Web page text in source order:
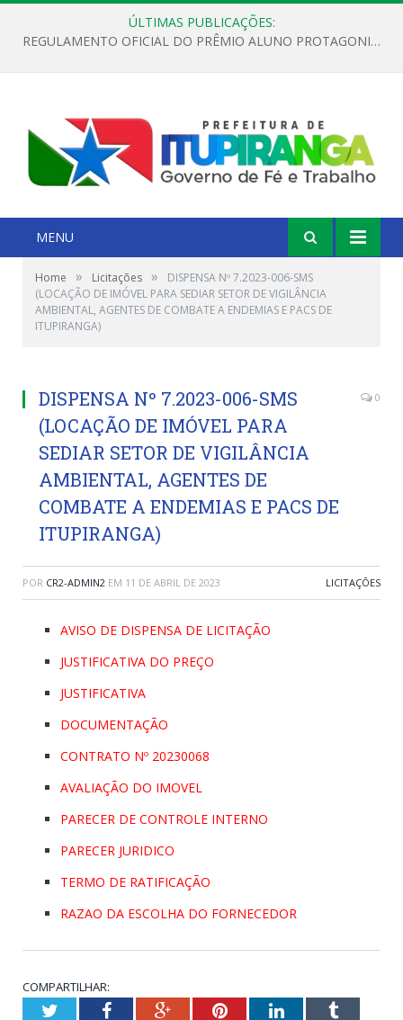
ÚLTIMAS PUBLICAÇÕES:
REGULAMENTO OFICIAL DO PRÊMIO ALUNO PROTAGONISTA – EDIÇÃO 2026
MENU
Home » Licitações »
DISPENSA Nº 7.2023-006-SMS
(LOCAÇÃO DE IMÓVEL PARA SEDIAR SETOR DE VIGILÂNCIA
AMBIENTAL, AGENTES DE COMBATE A ENDEMIAS E PACS DE
ITUPIRANGA)
DISPENSA Nº 7.2023-006-SMS
(LOCAÇÃO DE IMÓVEL PARA
SEDIAR SETOR DE VIGILÂNCIA
AMBIENTAL, AGENTES DE
COMBATE A ENDEMIAS E PACS DE
ITUPIRANGA)
0
POR CR2-ADMIN2 EM 11 DE ABRIL DE 2023 LICITAÇÕES
AVISO DE DISPENSA DE LICITAÇÃO
JUSTIFICATIVA DO PREÇO
JUSTIFICATIVA
DOCUMENTAÇÃO
CONTRATO Nº 20230068
AVALIAÇÃO DO IMOVEL
PARECER DE CONTROLE INTERNO
PARECER JURIDICO
TERMO DE RATIFICAÇÃO
RAZAO DA ESCOLHA DO FORNECEDOR
COMPARTILHAR:
TwitterFacebookGoogle+PinterestLinkedInTumblr